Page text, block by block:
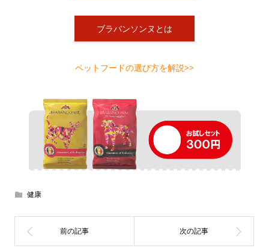
ブラバンソンヌとは
ペットフードの選び方を解説>>
健康